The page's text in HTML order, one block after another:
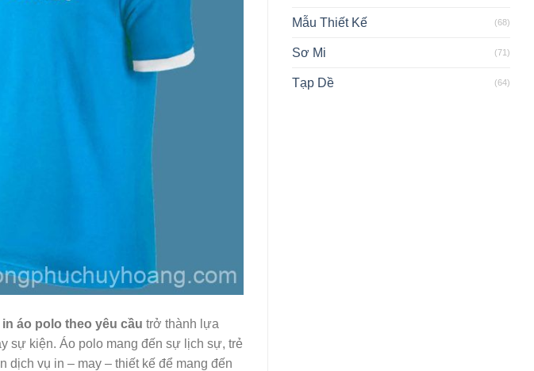
in áo polo theo yêu cầu trở thành lựa
sự kiện. Áo polo mang đến sự lịch sự, trẻ
vụ in – may – thiết kế để mang đến
Mẫu Thiết Kế (68)
Sơ Mi (71)
Tạp Dề (64)